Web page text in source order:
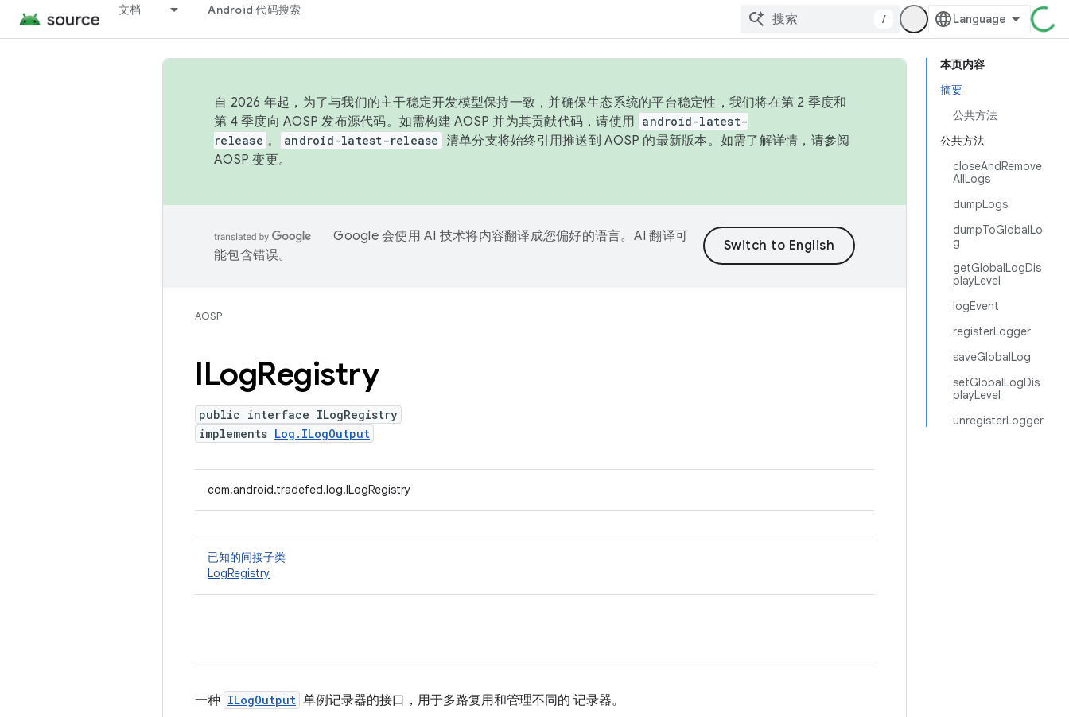
文档 Android 代码搜索
/
本页内容
摘要
公共方法
公共方法
closeAndRemove
AllLogs
dumpLogs
dumpToGlobalLo
g
getGlobalLogDis
playLevel
logEvent
registerLogger
saveGlobalLog
setGlobalLogDis
playLevel
unregisterLogger
自 2026 年起，为了与我们的主干稳定开发模型保持一致，并确保生态系统的平台稳定性，我们将在第 2 季度和
第 4 季度向 AOSP 发布源代码。如需构建 AOSP 并为其贡献代码，请使用 android-latest-
release 。 android-latest-release 清单分支将始终引用推送到 AOSP 的最新版本。如需了解详情，请参阅
AOSP 变更。
Google 会使用 AI 技术将内容翻译成您偏好的语言。AI 翻译可
能包含错误。
AOSP
ILogRegistry
public interface ILogRegistry
implements Log.ILogOutput
com.android.tradefed.log.ILogRegistry
已知的间接子类
LogRegistry
一种 ILogOutput 单例记录器的接口，用于多路复用和管理不同的 记录器。